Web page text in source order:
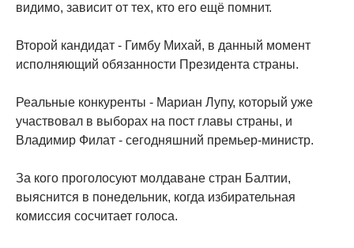
видимо, зависит от тех, кто его ещё помнит.
Второй кандидат - Гимбу Михай, в данный момент
исполняющий обязанности Президента страны.
Реальные конкуренты - Мариан Лупу, который уже
участвовал в выборах на пост главы страны, и
Владимир Филат - сегодняшний премьер-министр.
За кого проголосуют молдаване стран Балтии,
выяснится в понедельник, когда избирательная
комиссия сосчитает голоса.